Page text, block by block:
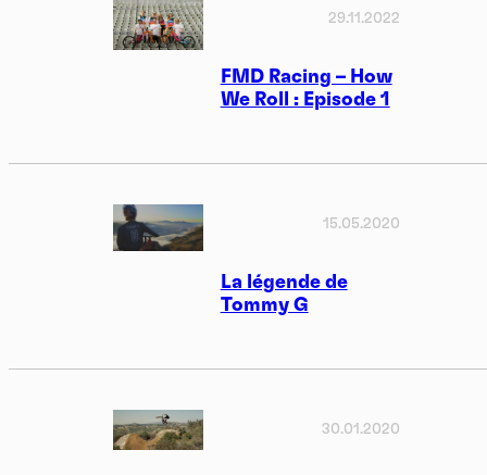
Tech
Dossier
FMD Racing – How
We Roll : Episode 1
29.11.2022
La légende de
Tommy G
15.05.2020
30.01.2020